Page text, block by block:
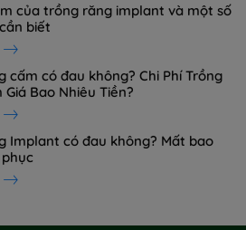
của trồng răng implant và một số
biết
cấm có đau không? Chi Phí Trồng
Giá Bao Nhiêu Tiền?
Implant có đau không? Mất bao